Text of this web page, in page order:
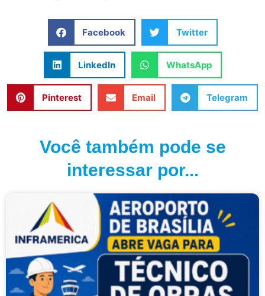
Facebook Twitter
LinkedIn WhatsApp
Pinterest Email Telegram
Você também pode se
interessar por...